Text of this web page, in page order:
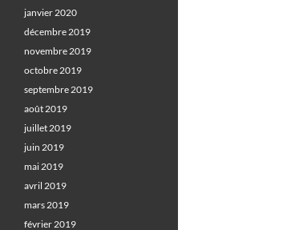
janvier 2020
décembre 2019
novembre 2019
octobre 2019
septembre 2019
août 2019
juillet 2019
juin 2019
mai 2019
avril 2019
mars 2019
février 2019